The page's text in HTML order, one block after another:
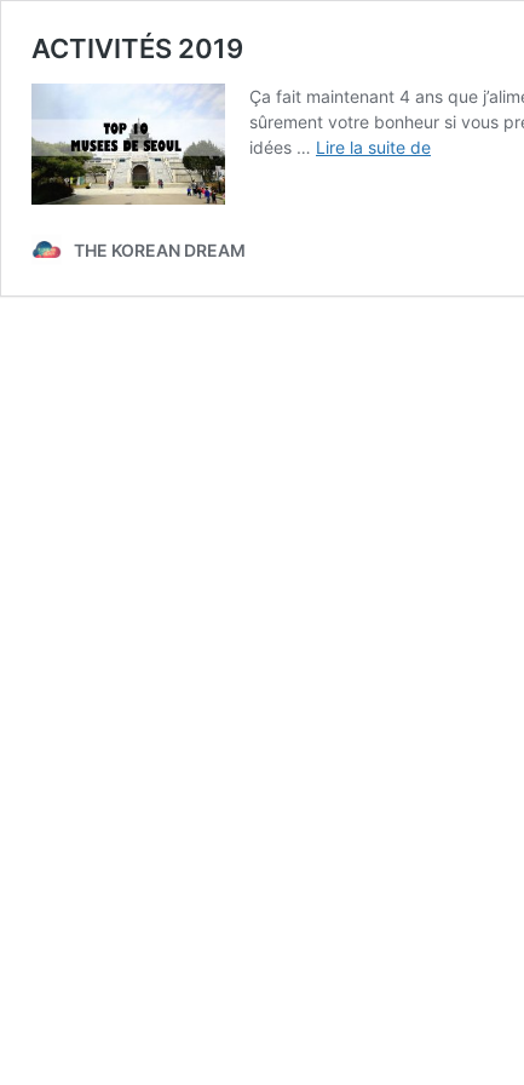
ACTIVITÉS 2019
Ça fait maintenant 4 ans que
sûrement votre bonheur si vous
idées … Lire la suite deACTIVITÉS
THE KOREAN DREAM